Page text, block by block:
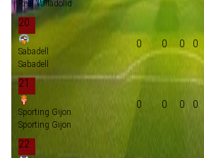
Real Valladolid
20
Sabadell
Sabadell
0 0 0 0
21
Sporting Gijon
Sporting Gijon
0 0 0 0
22